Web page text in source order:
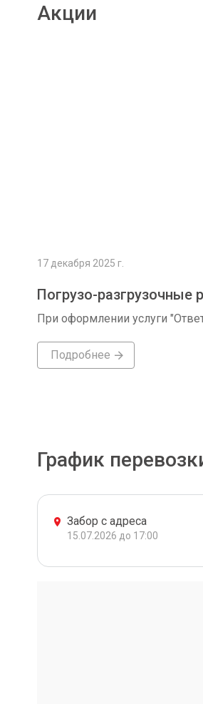
Акции
17 декабря 2025 г.
Погрузо-разгрузочные
При оформлении услуги
Подробнее
График
Забор с адреса
15.07.2026 до 17:00